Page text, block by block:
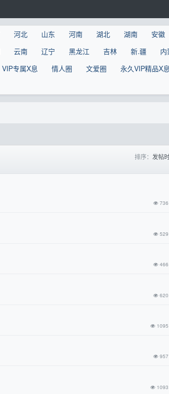
河北 山东 河南 湖北 湖南
安徽
云南 辽宁 黑龙江 吉林 新.疆
VIP专属X息 情人圈 文爱圈
永久VIP精品X息
排序： 发帖
736
529
466
620
1095
957
1093